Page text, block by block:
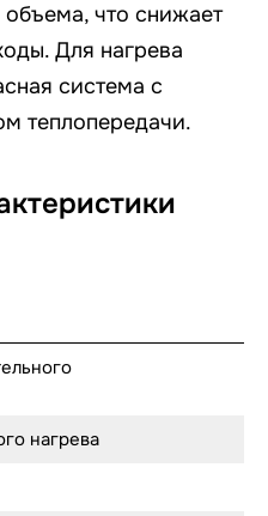
что снижает
Для нагрева
система с
теплопередачи.
нагрева